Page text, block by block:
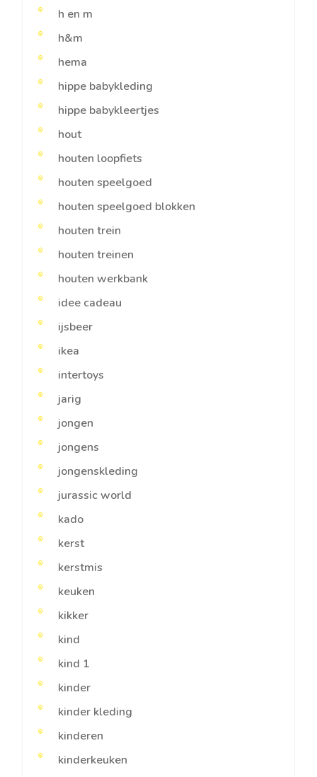
h en m
h&m
hema
hippe babykleding
hippe babykleertjes
hout
houten loopfiets
houten speelgoed
houten speelgoed blokken
houten trein
houten treinen
houten werkbank
idee cadeau
ijsbeer
ikea
intertoys
jarig
jongen
jongens
jongenskleding
jurassic world
kado
kerst
kerstmis
keuken
kikker
kind
kind 1
kinder
kinder kleding
kinderen
kinderkeuken